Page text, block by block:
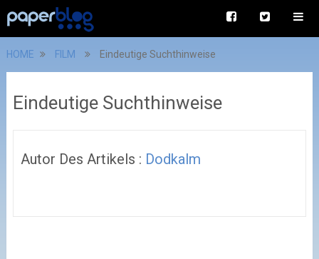
HOME FILM Eindeutige Suchthinweise
Eindeutige Suchthinweise
Autor Des Artikels : Dodkalm